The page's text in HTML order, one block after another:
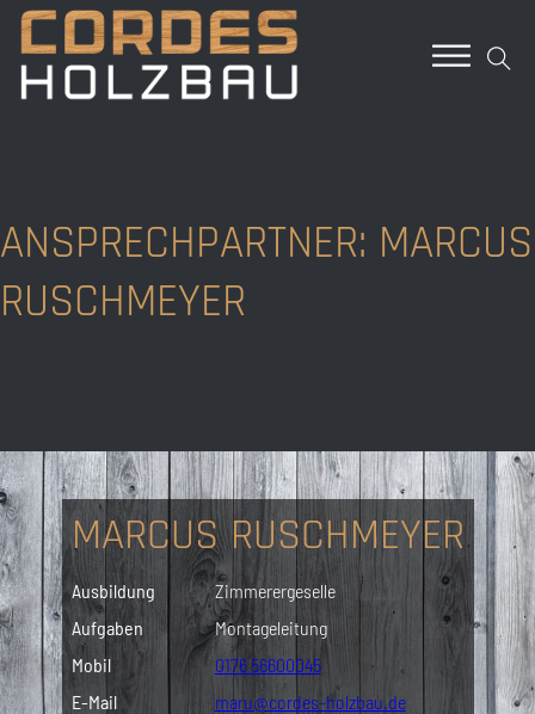
ANSPRECHPARTNER: MARCUS
RUSCHMEYER
MARCUS RUSCHMEYER
Ausbildung
Zimmerergeselle
Aufgaben
Montageleitung
Mobil
0176 56600045
E-Mail
maru@cordes-holzbau.de